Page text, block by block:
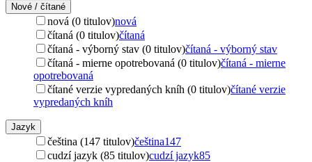
Nové / čítané
nová (0 titulov)nová
čítaná (0 titulov)čítaná
čítaná - výborný stav (0 titulov)čítaná - výborný stav
čítaná - mierne opotrebovaná (0 titulov)čítaná - mierne
opotrebovaná
čítané verzie vypredaných kníh (0 titulov)čítané verzie
vypredaných kníh
Jazyk
čeština (147 titulov)čeština147
cudzí jazyk (85 titulov)cudzí jazyk85